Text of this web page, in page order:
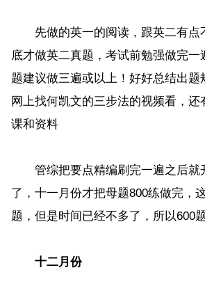
先做的英一的阅读，跟英二有点
底才做英二真题，考试前勉强做完一
题建议做三遍或以上！好好总结出题
网上找何凯文的三步法的视频看，还
课和资料
管综把要点精编刷完一遍之后就
了，十一月份才把母题800练做完，
题，但是时间已经不多了，所以600
十二月份